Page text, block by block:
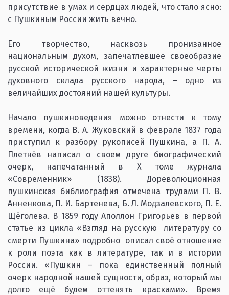
присутствие в умах и сердцах людей, что стало ясно:
с Пушкиным России жить вечно.
Его творчество, насквозь пронизанное
национальным духом, запечатлевшее своеобразие
русской исторической жизни и характерные черты
духовного склада русского народа, – одно из
величайших достояний нашей культуры.
Начало пушкиноведения можно отнести к тому
времени, когда В. А. Жуковский в феврале 1837 года
приступил к разбору рукописей Пушкина, а П. А.
Плетнёв написал о своем друге биографический
очерк, напечатанный в Х томе журнала
«Современник» (1838). Дореволюционная
пушкинская библиография отмечена трудами П. В.
Анненкова, П. И. Бартенева, Б. Л. Модзалевского, П. Е.
Щёголева. В 1859 году Аполлон Григорьев в первой
статье из цикла «Взгляд на русскую литературу со
смерти Пушкина» подробно описал своё отношение
к роли поэта как в литературе, так и в истории
России. «Пушкин – пока единственный полный
очерк народной нашей сущности, образ, который мы
долго ещё будем оттенять красками». Время